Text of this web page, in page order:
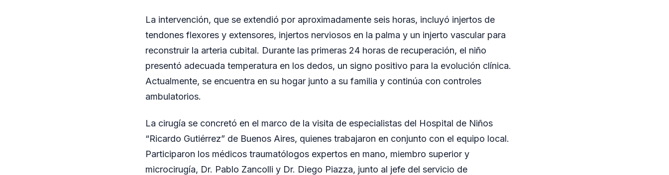
La intervención, que se extendió por aproximadamente seis horas, incluyó injertos de
tendones flexores y extensores, injertos nerviosos en la palma y un injerto vascular para
reconstruir la arteria cubital. Durante las primeras 24 horas de recuperación, el niño
presentó adecuada temperatura en los dedos, un signo positivo para la evolución clínica.
Actualmente, se encuentra en su hogar junto a su familia y continúa con controles
ambulatorios.
La cirugía se concretó en el marco de la visita de especialistas del Hospital de Niños
“Ricardo Gutiérrez” de Buenos Aires, quienes trabajaron en conjunto con el equipo local.
Participaron los médicos traumatólogos expertos en mano, miembro superior y
microcirugía, Dr. Pablo Zancolli y Dr. Diego Piazza, junto al jefe del servicio de